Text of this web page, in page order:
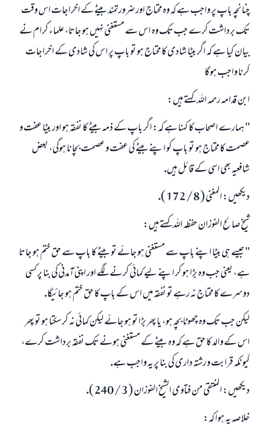
چنانچہ باپ پر واجب ہے كہ وہ محتاج اور ضرورتمند بيٹے كے اخراجات اس وقت
تك برداشت كرے جب تك وہ اس سے مستغنى نہيں ہو جاتا، علماء كرام نے
بيان كيا ہے كہ اگر بيٹا شادى كا محتاج ہو تو باپ پر اس كى شادى كے اخراجات
كرنا واجب ہوگا
ابن قدامہ رحمہ اللہ كہتے ہيں:
" ہمارے اصحاب كا كہنا ہے كہ: اگر باپ كے ذمہ بيٹے كا نفقہ ہو اور بيٹا عفت و
عصمت كا محتاج ہو تو باپ كو اپنے بيٹے كى عفت و عصمت بچانا ہوگى، بعض
شافعيہ بھى اسى كے قائل ہيں.
ديكھيں: المغنى ( 8 / 172 ).
شيخ صالح الفوزان حفظہ اللہ كہتے ہيں:
" جيسے ہى بيٹا اپنے باپ سے مستغنى ہو جائے تو بيٹے كا باپ سے حق ختم ہو جاتا
ہے، يعنى جب وہ بڑا ہو كر اپنے ليے كمائى كرنے لگے اور اپنى آمدنى كى بنا پر كسى
دوسرے كا محتاج نہ رہے تو نفقہ ميں اس كے باپ كا حق ختم ہو جائيگا.
ليكن جب تك وہ چھوٹا بچہ ہو، يا پھر بڑا تو ہو جائے ليكن كمائى نہ كر سكتا ہو تو پھر
اس كے والد كا حق ہے كہ وہ بيٹے كے مستغنى ہونے تك نفقہ برداشت كرے،
كيونكہ قرابت و رشتہ دارى كى بنا پر يہ واجب ہے.
ديكھيں: المنتقى من فتاوى الشيخ الفوزان ( 3 / 240 ).
خلاصہ يہ ہوا كہ: